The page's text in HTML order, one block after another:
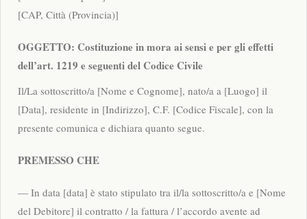
[CAP, Città (Provincia)]
OGGETTO: Costituzione in mora ai sensi e per gli effetti
dell’art. 1219 e seguenti del Codice Civile
Il/La sottoscritto/a [Nome e Cognome], nato/a a [Luogo] il
[Data], residente in [Indirizzo], C.F. [Codice Fiscale], con la
presente comunica e dichiara quanto segue.
PREMESSO CHE
— In data [data] è stato stipulato tra il/la sottoscritto/a e [Nome
del Debitore] il contratto / la fattura / l’accordo avente ad